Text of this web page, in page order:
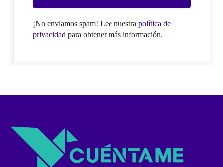
¡No enviamos spam! Lee nuestra política de
privacidad para obtener más información.